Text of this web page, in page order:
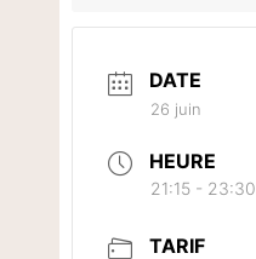
DATE
26 juin
HEURE
21:15 - 23:30
TARIF